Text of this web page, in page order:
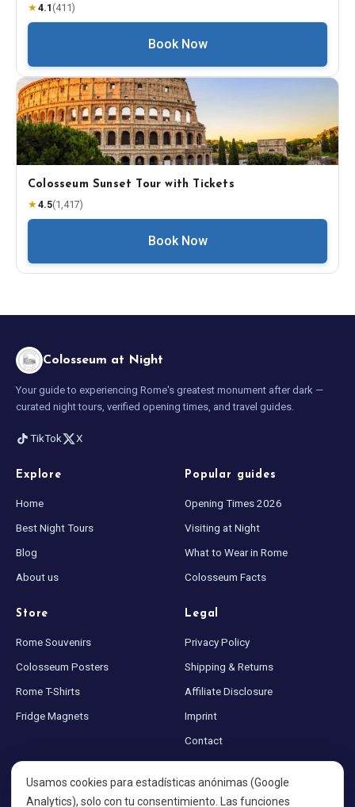
★4.1 (411)
Book Now
Colosseum Sunset Tour with Tickets
★4.5(1,417)
Book Now
Colosseum at Night
Your guide to experiencing Rome's greatest monument after dark —
curated night tours, verified opening times, and travel guides.
TikTok X
Explore
Home
Best Night Tours
Blog
About us
Popular guides
Opening Times 2026
Visiting at Night
What to Wear in Rome
Colosseum Facts
Store
Rome Souvenirs
Colosseum Posters
Rome T-Shirts
Fridge Magnets
Legal
Privacy Policy
Shipping & Returns
Affiliate Disclosure
Imprint
Contact
Sitemap
Cookie settings
Usamos cookies para estadísticas anónimas (Google
Analytics), solo con tu consentimiento. Las funciones